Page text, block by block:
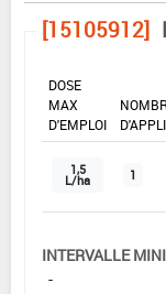
[15105912]
DOSE
MAX
D'EMPLOI
1,5
L/ha 1
INTERVALLE
-